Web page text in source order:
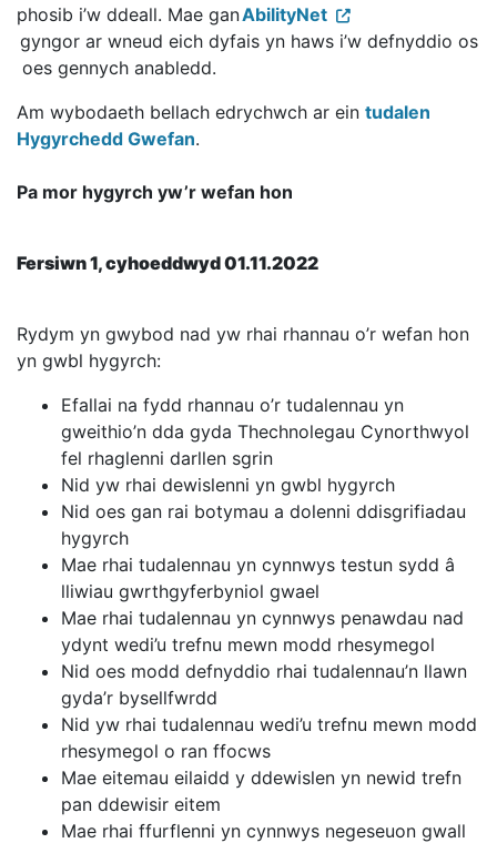
phosib i’w ddeall. Mae ganAbilityNet
gyngor ar wneud eich dyfais yn haws i’w defnyddio os
oes gennych anabledd.
Am wybodaeth bellach edrychwch ar ein tudalen
Hygyrchedd Gwefan.
Pa mor hygyrch yw’r wefan hon
Fersiwn 1, cyhoeddwyd 01.11.2022
Rydym yn gwybod nad yw rhai rhannau o’r wefan hon
yn gwbl hygyrch:
Efallai na fydd rhannau o’r tudalennau yn
gweithio’n dda gyda Thechnolegau Cynorthwyol
fel rhaglenni darllen sgrin
Nid yw rhai dewislenni yn gwbl hygyrch
Nid oes gan rai botymau a dolenni ddisgrifiadau
hygyrch
Mae rhai tudalennau yn cynnwys testun sydd â
lliwiau gwrthgyferbyniol gwael
Mae rhai tudalennau yn cynnwys penawdau nad
ydynt wedi’u trefnu mewn modd rhesymegol
Nid oes modd defnyddio rhai tudalennau’n llawn
gyda’r bysellfwrdd
Nid yw rhai tudalennau wedi’u trefnu mewn modd
rhesymegol o ran ffocws
Mae eitemau eilaidd y ddewislen yn newid trefn
pan ddewisir eitem
Mae rhai ffurflenni yn cynnwys negeseuon gwall